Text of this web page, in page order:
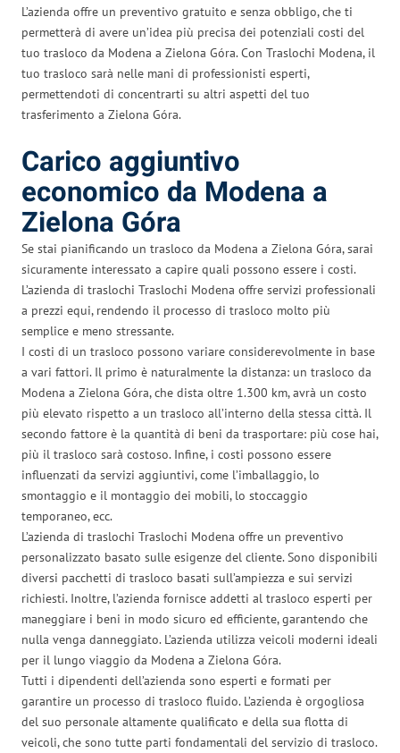
L’azienda offre un preventivo gratuito e senza obbligo, che ti
permetterà di avere un’idea più precisa dei potenziali costi del
tuo trasloco da Modena a Zielona Góra. Con Traslochi Modena, il
tuo trasloco sarà nelle mani di professionisti esperti,
permettendoti di concentrarti su altri aspetti del tuo
trasferimento a Zielona Góra.
Carico aggiuntivo
economico da Modena a
Zielona Góra
Se stai pianificando un trasloco da Modena a Zielona Góra, sarai
sicuramente interessato a capire quali possono essere i costi.
L’azienda di traslochi Traslochi Modena offre servizi professionali
a prezzi equi, rendendo il processo di trasloco molto più
semplice e meno stressante.
I costi di un trasloco possono variare considerevolmente in base
a vari fattori. Il primo è naturalmente la distanza: un trasloco da
Modena a Zielona Góra, che dista oltre 1.300 km, avrà un costo
più elevato rispetto a un trasloco all’interno della stessa città. Il
secondo fattore è la quantità di beni da trasportare: più cose hai,
più il trasloco sarà costoso. Infine, i costi possono essere
influenzati da servizi aggiuntivi, come l’imballaggio, lo
smontaggio e il montaggio dei mobili, lo stoccaggio
temporaneo, ecc.
L’azienda di traslochi Traslochi Modena offre un preventivo
personalizzato basato sulle esigenze del cliente. Sono disponibili
diversi pacchetti di trasloco basati sull’ampiezza e sui servizi
richiesti. Inoltre, l’azienda fornisce addetti al trasloco esperti per
maneggiare i beni in modo sicuro ed efficiente, garantendo che
nulla venga danneggiato. L’azienda utilizza veicoli moderni ideali
per il lungo viaggio da Modena a Zielona Góra.
Tutti i dipendenti dell’azienda sono esperti e formati per
garantire un processo di trasloco fluido. L’azienda è orgogliosa
del suo personale altamente qualificato e della sua flotta di
veicoli, che sono tutte parti fondamentali del servizio di trasloco.